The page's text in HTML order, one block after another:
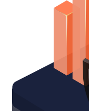
Получить доступ